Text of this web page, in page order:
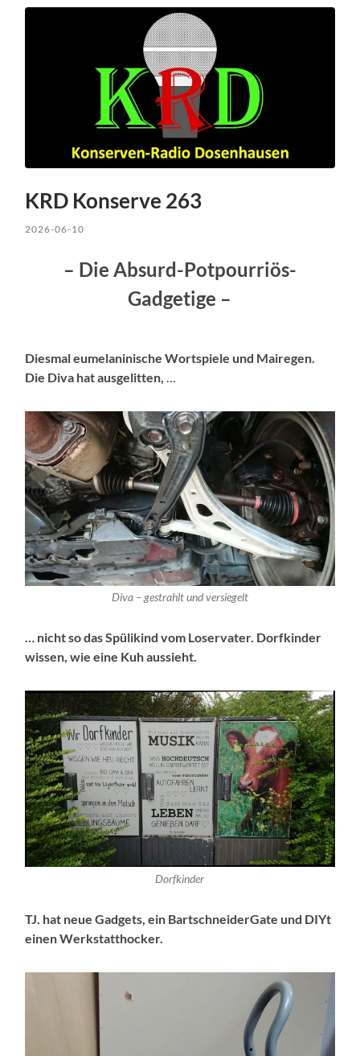
KRD Konserve 263
2026-06-10
– Die Absurd-Potpourriös-
Gadgetige –
Diesmal eumelaninische Wortspiele und Mairegen.
Die Diva hat ausgelitten, …
Diva – gestrahlt und versiegelt
… nicht so das Spülikind vom Loservater. Dorfkinder
wissen, wie eine Kuh aussieht.
Dorfkinder
TJ. hat neue Gadgets, ein BartschneiderGate und DIYt
einen Werkstatthocker.